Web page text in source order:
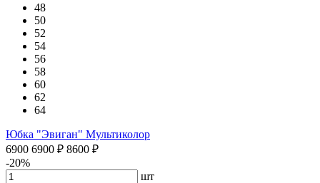
48
50
52
54
56
58
60
62
64
Юбка "Эвиган" Мультиколор
6900 6900 ₽ 8600 ₽
-20%
шт